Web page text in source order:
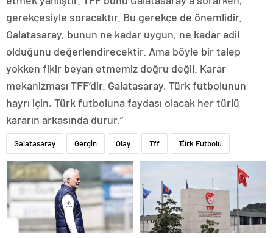
gerekçesiyle soracaktır. Bu gerekçe de önemlidir.
Galatasaray, bunun ne kadar uygun, ne kadar adil
olduğunu değerlendirecektir. Ama böyle bir talep
yokken fikir beyan etmemiz doğru değil. Karar
mekanizması TFF’dir. Galatasaray, Türk futbolunun
hayrı için, Türk futboluna faydası olacak her türlü
kararın arkasında durur.”
Galatasaray Gergin Olay Tff Türk Futbolu